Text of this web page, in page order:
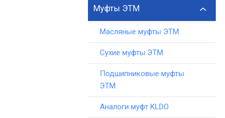
Муфты ЭТМ
Масляные муфты ЭТМ
Сухие муфты ЭТМ
Подшипниковые муфты
ЭТМ
Аналоги муфт KLDO